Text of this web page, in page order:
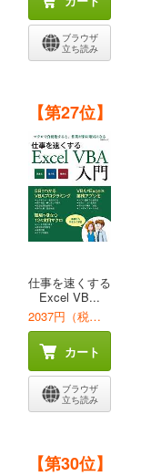
ブラウザ
立ち読み
【第27位】
仕事を速くする
Excel VB...
2037円（税込）
カート
ブラウザ
立ち読み
【第30位】